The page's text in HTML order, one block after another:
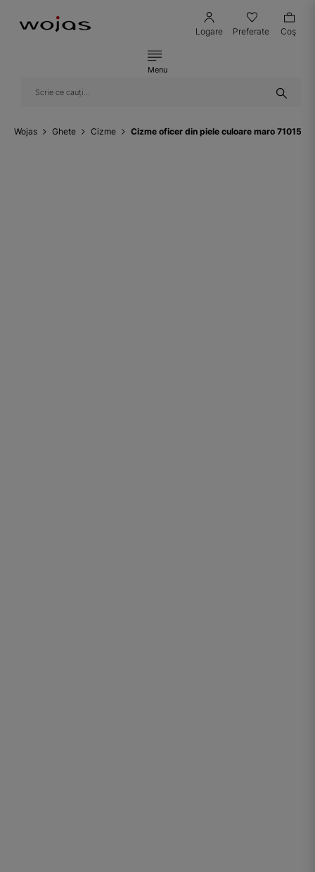
Logare Preferate Coş
Menu
Wojas Ghete Cizme Cizme oficer din piele culoare maro 71015-